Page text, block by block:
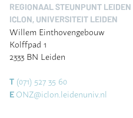
REGIONAAL STEUNPUNT LEIDEN
ICLON, UNIVERSITEIT LEIDEN
Willem Einthovengebouw
Kolffpad 1
2333 BN Leiden
T (071) 527 35 60
E ONZ@iclon.leidenuniv.nl